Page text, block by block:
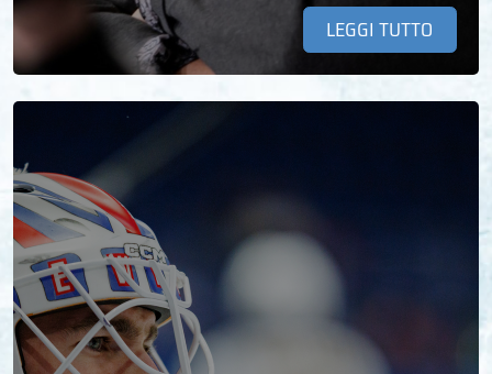
LEGGI TUTTO